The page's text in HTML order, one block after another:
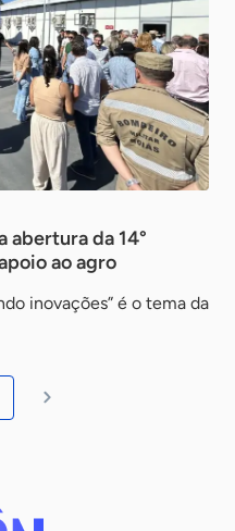
abertura da 14°
ao agro
inovações” é o tema da